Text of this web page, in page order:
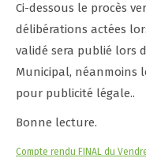
Ci-dessous le procès
délibérations actées
validé sera publié lors
Municipal, néanmoins
pour publicité légale..
Bonne lecture.
Compte rendu FINAL du